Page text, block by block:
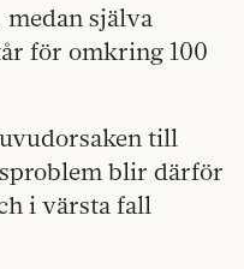
själva
för omkring 100
till
blir därför
i värsta fall